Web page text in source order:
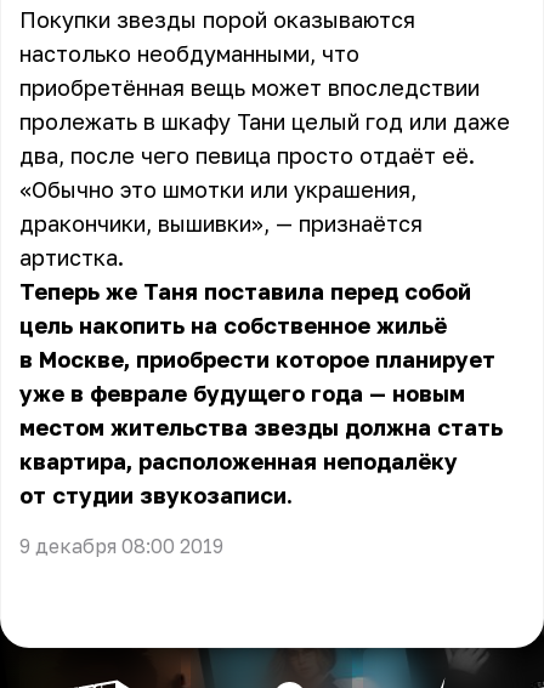
Покупки звезды порой оказываются
настолько необдуманными, что
приобретённая вещь может впоследствии
пролежать в шкафу Тани целый год или даже
два, после чего певица просто отдаёт её.
«Обычно это шмотки или украшения,
дракончики, вышивки», — признаётся
артистка.
Теперь же Таня поставила перед собой
цель накопить на собственное жильё
в Москве, приобрести которое планирует
уже в феврале будущего года — новым
местом жительства звезды должна стать
квартира, расположенная неподалёку
от студии звукозаписи.
9 декабря 08:00 2019